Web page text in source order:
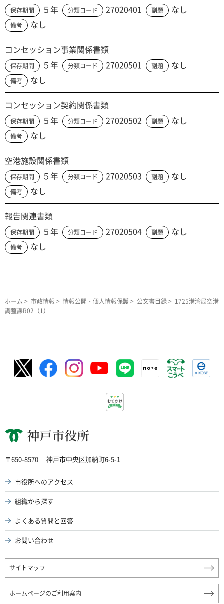
保存期間 ５年 分類コード 27020401 副題 なし
備考 なし
コンセッション事業関係書類
保存期間 ５年 分類コード 27020501 副題 なし
備考 なし
コンセッション契約関係書類
保存期間 ５年 分類コード 27020502 副題 なし
備考 なし
空港施設関係書類
保存期間 ５年 分類コード 27020503 副題 なし
備考 なし
報告関連書類
保存期間 ５年 分類コード 27020504 副題 なし
備考 なし
ホーム > 市政情報 > 情報公開・個人情報保護> 公文書目録> 1725港湾局空港
調整課R02（1）
神戸市役所
〒650-8570 神戸市中央区加納町6-5-1
市役所へのアクセス
組織から探す
よくある質問と回答
お問い合わせ
サイトマップ
ホームページのご利用案内